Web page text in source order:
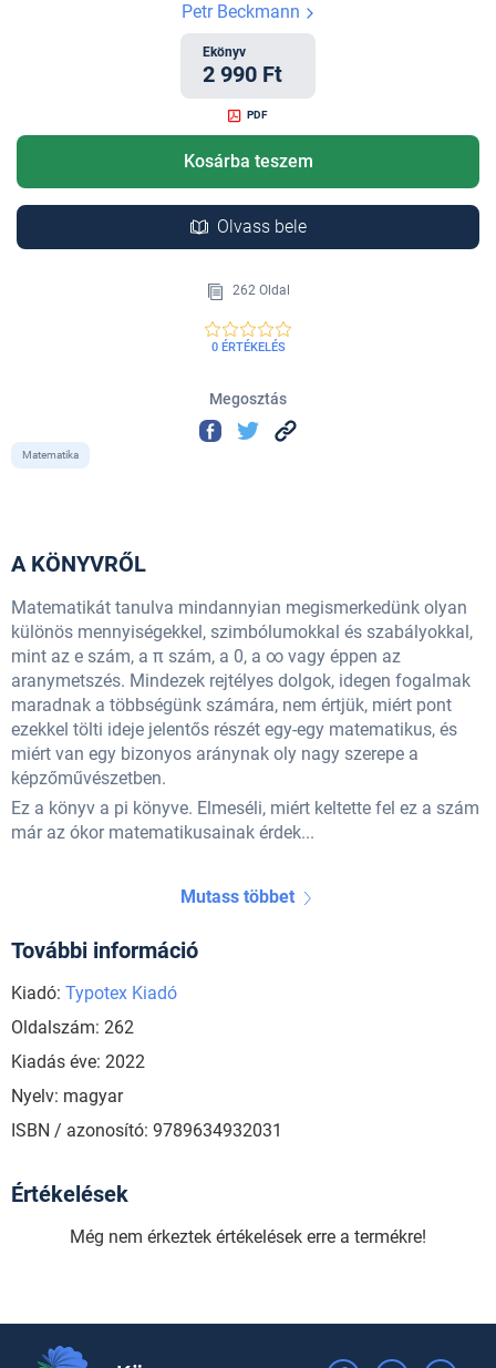
Petr Beckmann
Ekönyv
2 990 Ft
PDF
Kosárba teszem
Olvass bele
262 Oldal
0 ÉRTÉKELÉS
Megosztás
Matematika
A KÖNYVRŐL
Matematikát tanulva mindannyian megismerkedünk olyan
különös mennyiségekkel, szimbólumokkal és szabályokkal,
mint az e szám, a π szám, a 0, a ∞ vagy éppen az
aranymetszés. Mindezek rejtélyes dolgok, idegen fogalmak
maradnak a többségünk számára, nem értjük, miért pont
ezekkel tölti ideje jelentős részét egy-egy matematikus, és
miért van egy bizonyos aránynak oly nagy szerepe a
képzőművészetben.
Ez a könyv a pi könyve. Elmeséli, miért keltette fel ez a szám
már az ókor matematikusainak érdek...
Mutass többet
További információ
Kiadó: Typotex Kiadó
Oldalszám: 262
Kiadás éve: 2022
Nyelv: magyar
ISBN / azonosító: 9789634932031
Értékelések
Még nem érkeztek értékelések erre a termékre!